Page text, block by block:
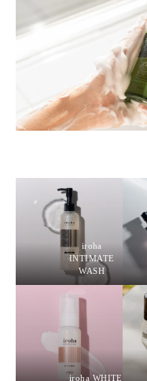
iroha
INTIMATE
WASH
iroha WHITE MILK